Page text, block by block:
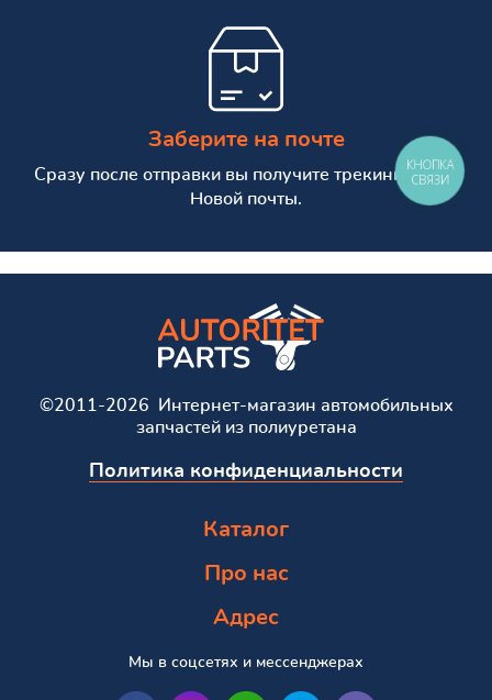
Заберите на почте
Сразу после отправки вы получите трекинг номер
Новой почты.
©2011-2026 Интернет-магазин автомобильных
запчастей из полиуретана
Политика конфиденциальности
Каталог
Про нас
Адрес
Мы в соцсетях и мессенджерах
КНОПКА
СВЯЗИ